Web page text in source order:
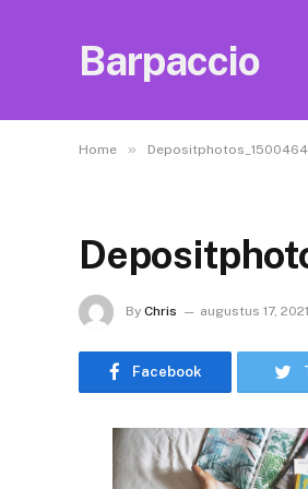
Barpaccio
Home »
By Chris augustus 17, 2021
Facebook